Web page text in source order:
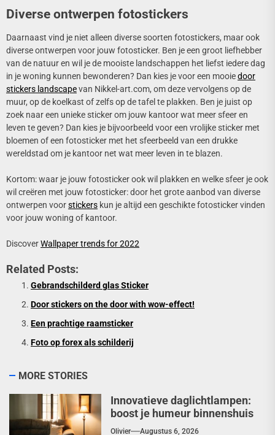
Diverse ontwerpen fotostickers
Daarnaast vind je niet alleen diverse soorten fotostickers, maar ook
diverse ontwerpen voor jouw fotosticker. Ben je een groot liefhebber
van de natuur en wil je de mooiste landschappen het liefst iedere dag
in je woning kunnen bewonderen? Dan kies je voor een mooiedoor
stickers landscapevan Nikkel-art.com, om deze vervolgens op de
muur, op de koelkast of zelfs op de tafel te plakken. Ben je juist op
zoek naar een unieke sticker om jouw kantoor wat meer sfeer en
leven te geven? Dan kies je bijvoorbeeld voor een vrolijke sticker met
bloemen of een fotosticker met het sfeerbeeld van een drukke
wereldstad om je kantoor net wat meer leven in te blazen.
Kortom: waar je jouw fotosticker ook wil plakken en welke sfeer je ook
wil creëren met jouw fotosticker: door het grote aanbod van diverse
ontwerpen voorstickers kun je altijd een geschikte fotosticker vinden
voor jouw woning of kantoor.
DiscoverWallpaper trends for 2022
Related Posts:
Gebrandschilderd glas Sticker
Door stickers on the door with wow-effect!
Een prachtige raamsticker
Foto op forex als schilderij
MORE STORIES
Innovatieve daglichtlampen:
boost je humeur binnenshuis
Olivier Augustus 6, 2026